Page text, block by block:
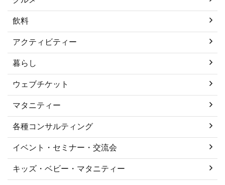
飲料
アクティビティー
暮らし
ウェブチケット
マタニティー
各種コンサルティング
イベント・セミナー・交流会
キッズ・ベビー・マタニティー